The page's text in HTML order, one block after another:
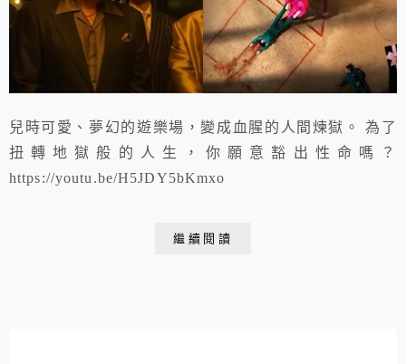
兒時可愛、夢幻的遊樂場，變成血腥的人間煉獄。 為了
扭轉地獄般的人生，你願意豁出性命嗎？
https://youtu.be/H5JDY5bKmxo
繼續閱讀